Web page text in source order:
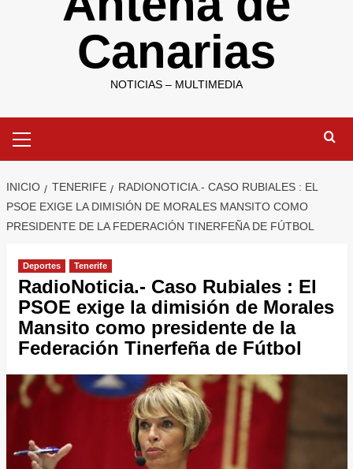
Canarias
NOTICIAS – MULTIMEDIA
primario
INICIO TENERIFE
RADIONOTICIA.- CASO RUBIALES : EL
PSOE EXIGE LA DIMISIÓN DE MORALES MANSITO COMO
PRESIDENTE DE LA FEDERACIÓN TINERFEÑA DE FÚTBOL
Deportes Tenerife
RadioNoticia.- Caso Rubiales : El
PSOE exige la dimisión de Morales
Mansito como presidente de la
Federación Tinerfeña de Fútbol